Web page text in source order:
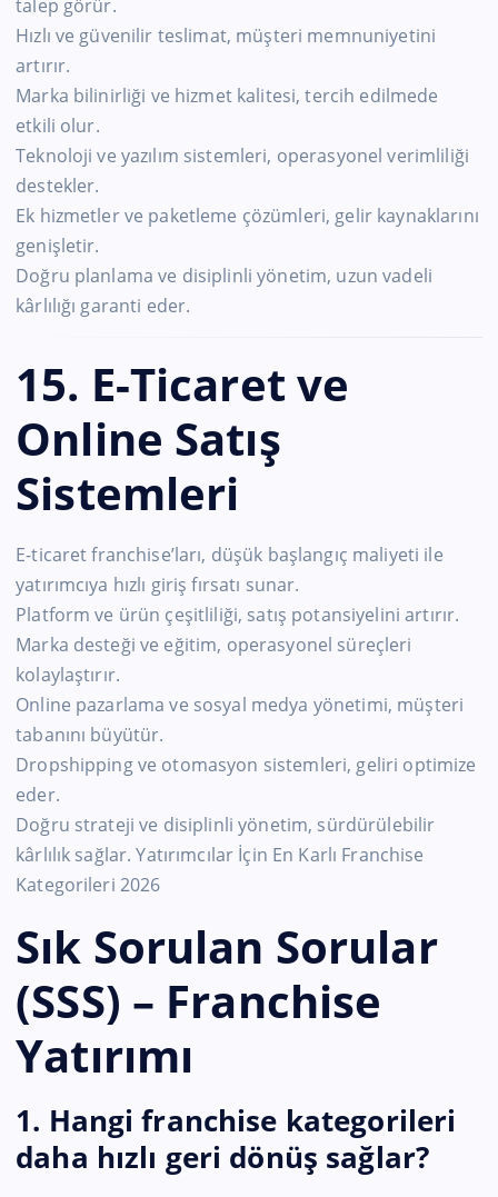
talep görür.
Hızlı ve güvenilir teslimat, müşteri memnuniyetini
artırır.
Marka bilinirliği ve hizmet kalitesi, tercih edilmede
etkili olur.
Teknoloji ve yazılım sistemleri, operasyonel verimliliği
destekler.
Ek hizmetler ve paketleme çözümleri, gelir kaynaklarını
genişletir.
Doğru planlama ve disiplinli yönetim, uzun vadeli
kârlılığı garanti eder.
15. E-Ticaret ve
Online Satış
Sistemleri
E-ticaret franchise’ları, düşük başlangıç maliyeti ile
yatırımcıya hızlı giriş fırsatı sunar.
Platform ve ürün çeşitliliği, satış potansiyelini artırır.
Marka desteği ve eğitim, operasyonel süreçleri
kolaylaştırır.
Online pazarlama ve sosyal medya yönetimi, müşteri
tabanını büyütür.
Dropshipping ve otomasyon sistemleri, geliri optimize
eder.
Doğru strateji ve disiplinli yönetim, sürdürülebilir
kârlılık sağlar. Yatırımcılar İçin En Karlı Franchise
Kategorileri 2026
Sık Sorulan Sorular
(SSS) – Franchise
Yatırımı
1. Hangi franchise kategorileri
daha hızlı geri dönüş sağlar?